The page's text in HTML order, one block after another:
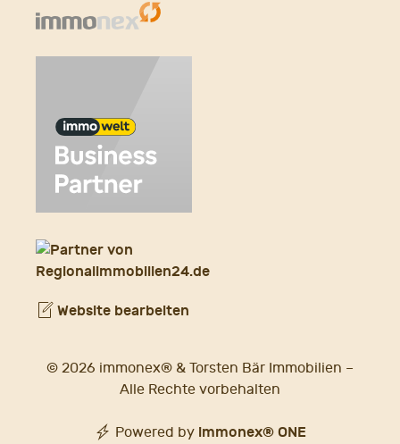
Website bearbeiten
© 2026 immonex® & Torsten Bär Immobilien –
Alle Rechte vorbehalten
Powered by immonex® ONE